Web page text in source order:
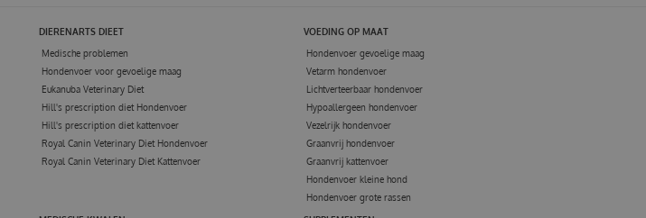
DIERENARTS DIEET
Medische problemen
Hondenvoer voor gevoelige maag
Eukanuba Veterinary Diet
Hill's prescription diet Hondenvoer
Hill's prescription diet kattenvoer
Royal Canin Veterinary Diet Hondenvoer
Royal Canin Veterinary Diet Kattenvoer
VOEDING OP MAAT
Hondenvoer gevoelige maag
Vetarm hondenvoer
Lichtverteerbaar hondenvoer
Hypoallergeen hondenvoer
Vezelrijk hondenvoer
Graanvrij hondenvoer
Graanvrij kattenvoer
Hondenvoer kleine hond
Hondenvoer grote rassen